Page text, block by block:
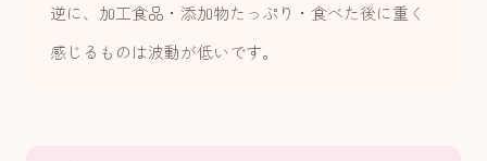
逆に、加工食品・添加物たっぷり・食べた後に重く
感じるものは波動が低いです。